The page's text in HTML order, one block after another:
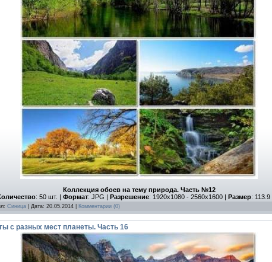
Коллекция обоев на тему природа. Часть №12
: 50 шт. | Формат: JPG | Разрешение: 1920x1080 - 2560x1600 | Размер:
Синица | Дата: 20.05.2014 Комментарии (0)
с разных мест планеты. Часть 16